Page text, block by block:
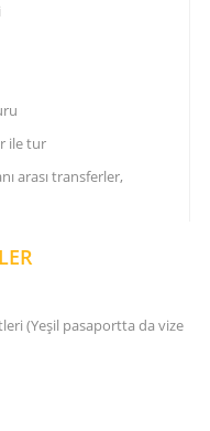
ile tur
arası transferler,
(Yeşil pasaportta da vize